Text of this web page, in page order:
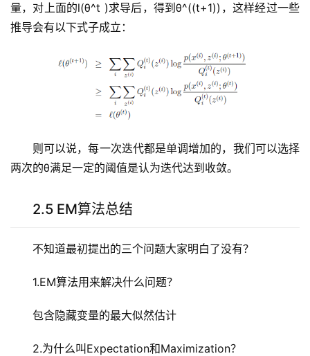
量，对上面的l(θ^t )求导后，得到θ^((t+1))，这样经过一些
推导会有以下式子成立：
则可以说，每一次迭代都是单调增加的，我们可以选择
两次的θ满足一定的阈值是认为迭代达到收敛。
2.5 EM算法总结
不知道最初提出的三个问题大家明白了没有？
1.EM算法用来解决什么问题？
包含隐藏变量的最大似然估计
2.为什么叫Expectation和Maximization？